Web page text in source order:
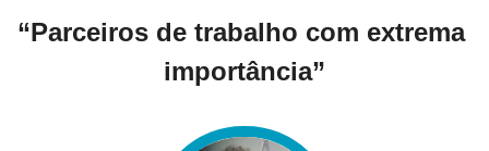
“Parceiros de trabalho com extrema
importância”